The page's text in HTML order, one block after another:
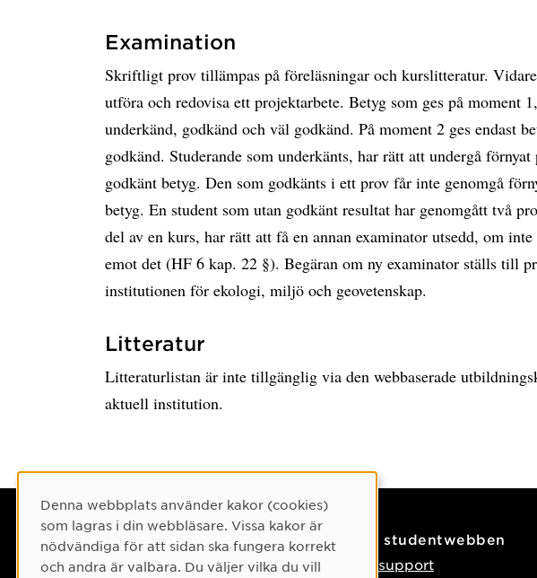
Examination
Skriftligt prov tillämpas på föreläsningar och kurslitteratur.
utföra och redovisa ett projektarbete. Betyg som ges på moment
underkänd, godkänd och väl godkänd. På moment 2 ges endast
godkänd. Studerande som underkänts, har rätt att undergå
godkänt betyg. Den som godkänts i ett prov får inte genomgå
betyg. En student som utan godkänt resultat har genomgått två
del av en kurs, har rätt att få en annan examinator utsedd, om
emot det (HF 6 kap. 22 §). Begäran om ny examinator ställs till
institutionen för ekologi, miljö och geovetenskap.
Litteratur
Litteraturlistan är inte tillgänglig via den webbaserade
aktuell institution.
Kontaktuppgifter
Kontakta oss
På studentwebben
IT-support
Cookie-samtycke
Denna webbplats använder kakor (cookies)
som lagras i din webbläsare. Vissa kakor är
nödvändiga för att sidan ska fungera korrekt
och andra är valbara. Du väljer vilka du vill